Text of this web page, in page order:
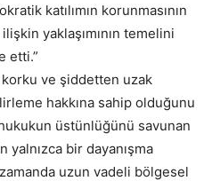
katılımın korunmasının
yaklaşımının temelini
etti.”
korku ve şiddetten uzak
hakkına sahip olduğunu
üstünlüğünü savunan
bir dayanışma
uzun vadeli bölgesel